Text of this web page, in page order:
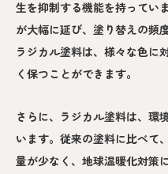
生を抑制する機能を持ってい
が大幅に延び、塗り替えの頻
ラジカル塗料は、様々な色に
く保つことができます。
さらに、ラジカル塗料は、環
います。従来の塗料に比べて
量が少なく、地球温暖化対策